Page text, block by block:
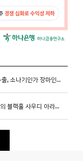
(하나Knowledge+) 중국의 밀어내기 수출, 소나기인가 장마인가?
(하나Knowledge+) 글로벌 스포츠업계의 블랙홀 사우디 아라비아